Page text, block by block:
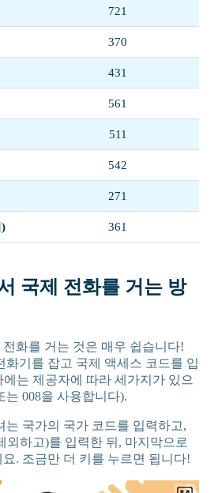
721
370
431
561
511
542
271
361
국제 전화를 거는 방
화를 거는 것은 매우 쉽습니다!
화기를 잡고 국제 액세스 코드를 입
는 제공자에 따라 세가지가 있으
는 008을 사용합니다).
는 국가의 국가 코드를 입력하고,
외하고)를 입력한 뒤, 마지막으로
. 조금만 더 키를 누르면 됩니다!